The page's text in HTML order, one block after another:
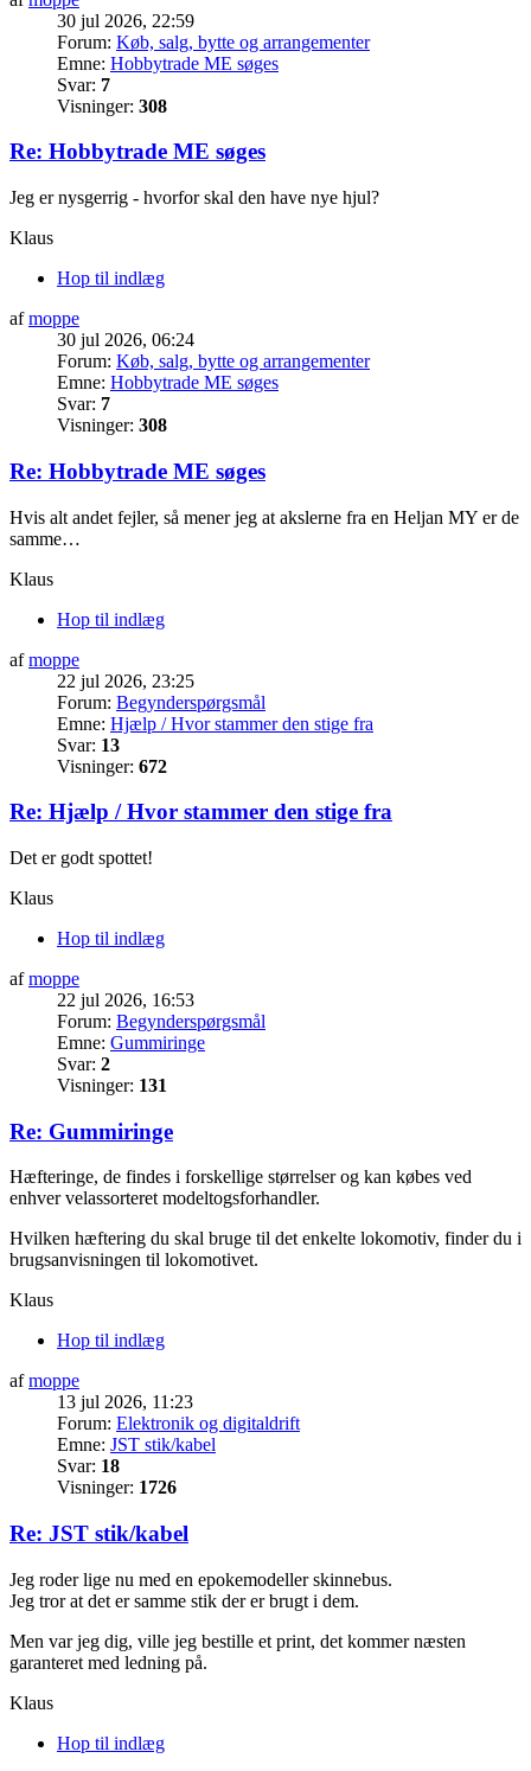
30 jul 2026, 22:59
Forum: Køb, salg, bytte og arrangementer
Emne: Hobbytrade ME søges
Svar: 7
Visninger: 308
Re: Hobbytrade ME søges
Jeg er nysgerrig - hvorfor skal den have nye hjul?
Klaus
Hop til indlæg
afmoppe
30 jul 2026, 06:24
Forum: Køb, salg, bytte og arrangementer
Emne: Hobbytrade ME søges
Svar: 7
Visninger: 308
Re: Hobbytrade ME søges
Hvis alt andet fejler, så mener jeg at akslerne fra en Heljan MY er de
samme…
Klaus
Hop til indlæg
afmoppe
22 jul 2026, 23:25
Forum: Begynderspørgsmål
Emne: Hjælp / Hvor stammer den stige fra
Svar: 13
Visninger: 672
Re: Hjælp / Hvor stammer den stige fra
Det er godt spottet!
Klaus
Hop til indlæg
afmoppe
22 jul 2026, 16:53
Forum: Begynderspørgsmål
Emne: Gummiringe
Svar: 2
Visninger: 131
Re: Gummiringe
Hæfteringe, de findes i forskellige størrelser og kan købes ved
enhver velassorteret modeltogsforhandler.
Hvilken hæftering du skal bruge til det enkelte lokomotiv, finder du i
brugsanvisningen til lokomotivet.
Klaus
Hop til indlæg
afmoppe
13 jul 2026, 11:23
Forum: Elektronik og digitaldrift
Emne: JST stik/kabel
Svar: 18
Visninger: 1726
Re: JST stik/kabel
Jeg roder lige nu med en epokemodeller skinnebus.
Jeg tror at det er samme stik der er brugt i dem.
Men var jeg dig, ville jeg bestille et print, det kommer næsten
garanteret med ledning på.
Klaus
Hop til indlæg